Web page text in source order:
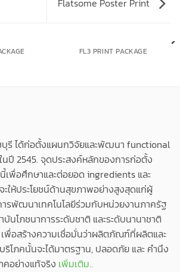
Flatsome Poster Print
FL3 PRINT PACKAGE
รี ได้ก่อตั้งแผนกวิจัยและพัฒนา functional
ปี 2545. จุดประสงค์หลักของการก่อตั้ง
พื่อศึกษาและต่อยอด ingredients และ
ให้ประโยชน์ด้านสุขภาพอย่างสูงสุดแก่ผู้
รพัฒนาเทคโนโลยีร่วมกับหน่วยงานภาครัฐ
นโภชนาการระดับชาติ และระดับนานาชาติ
พื่อสร้างความเชื่อมั่นว่าผลิตภัณฑ์ที่ผลิตและ
ริโภคนั้นจะได้มาตรฐาน, ปลอดภัย และ คำนึง
คอย่างแท้จริง เพิ่มเติม..